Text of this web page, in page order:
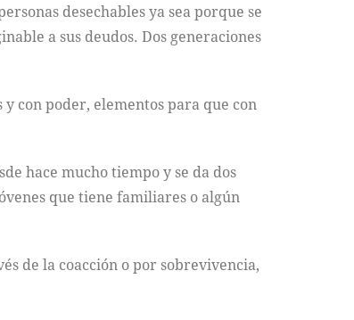
desechables ya sea porque se
a sus deudos. Dos generaciones
con poder, elementos para que con
hace mucho tiempo y se da dos
que tiene familiares o algún
de la coacción o por sobrevivencia,